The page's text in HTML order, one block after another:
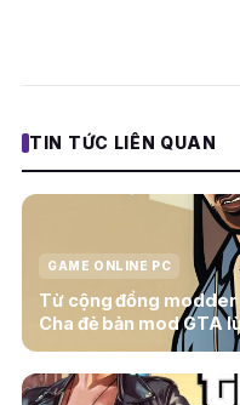
TIN TỨC LIÊN QUAN
GAME ONLINE PC
Từ cộng đồng modder
Cha đẻ bản mod GTA